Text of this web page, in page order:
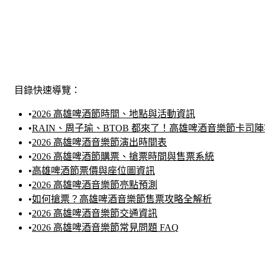
目錄快速導覽：
•2026 高雄啤酒節時間、地點與活動資訊
•RAIN、周子瑜、BTOB 都來了！高雄啤酒音樂節卡司
•2026 高雄啤酒音樂節演出時間表
•2026 高雄啤酒節購票、搶票時間與售票系統
•高雄啤酒節票價與座位圖資訊
•2026 高雄啤酒音樂節亮點預測
•如何搶票？高雄啤酒音樂節售票攻略全解析
•2026 高雄啤酒音樂節交通資訊
•2026 高雄啤酒音樂節常見問題 FAQ